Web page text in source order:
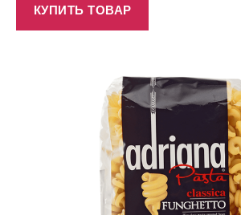
КУПИТЬ ТОВАР